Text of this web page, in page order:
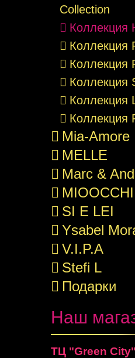
Collection
Коллекция
Коллекция
Коллекция
Коллекция
Коллекция
Коллекция
Mia-Amore
MELLE
Marc &
MIOOCCHI
SI E LEI
Ysabel
V.I.P.A
Stefi L
Подарки
Наш
ТЦ "Green City"